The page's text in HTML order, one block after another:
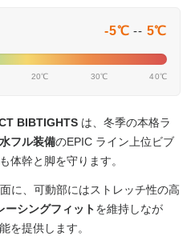
-5℃ -- 5℃
20℃ 30℃ 40℃
BIBTIGHTS は、冬季の本格ラ
フル装備のEPIC ライン上位ビブ
体幹と脚を守ります。
に、可動部にはストレッチ性の高
ーシングフィット を維持しなが
を提供します。